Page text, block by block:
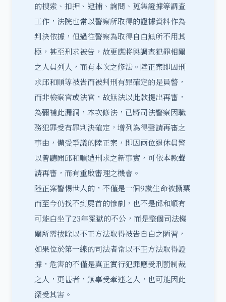
的搜索、扣押、逮捕、詢問、蒐集證據等調查
工作，法院也常以警察所取得的證據資料作為
判決依據，但過往警察為取得自白無所不用其
極，甚至刑求被告，故更應將與調查犯罪相關
之人員列入，而有本次之修法。陸正案即因刑
求邱和順等被告而被判刑有罪確定的是員警，
而非檢察官或法官，故無法以此款提出再審，
為彌補此漏洞，本次修法，已將司法警察因職
務犯罪受有罪判決確定，增列為得聲請再審之
事由，備受爭議的陸正案，即因兩位退休員警
以曾聽聞邱和順遭刑求之新事實，可依本款聲
請再審，而有重啟審理之機會。
陸正案警惕世人的，不僅是一個9歲生命被撕票
而至今仍找不到屍首的慘劇，也不是邱和順有
可能白坐了23年冤獄的不公，而是整個司法機
關所需拔除以不正方法取得被告自白之陋習，
如果位於第一線的司法者常以不正方法取得證
據，危害的不僅是真正實行犯罪應受刑罰制裁
之人，更甚者，無辜受牽連之人，也可能因此
深受其害。